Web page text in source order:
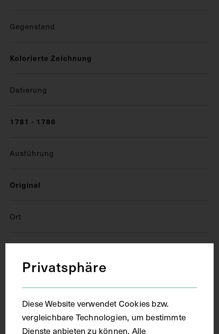
Gegenstand
Kolorierte Zeichnung
Datierung
1781 - 1786
Ausführung
Original
Ort
Papier
Privatsphäre
Diese Website verwendet Cookies bzw.
vergleichbare Technologien, um bestimmte
Dienste anbieten zu können. Alle